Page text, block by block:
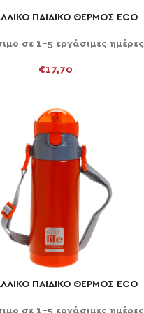
ΣΤΟ ΚΑΛΆΘΙ
ΠΑΙΔΙΚΟ ΘΕΡΜΟΣ ECO
σε 1-5 εργάσιμες ημέρες
€17,70
ΣΤΟ ΚΑΛΆΘΙ
ΠΑΙΔΙΚΟ ΘΕΡΜΟΣ ECO
σε 1-5 εργάσιμες ημέρες